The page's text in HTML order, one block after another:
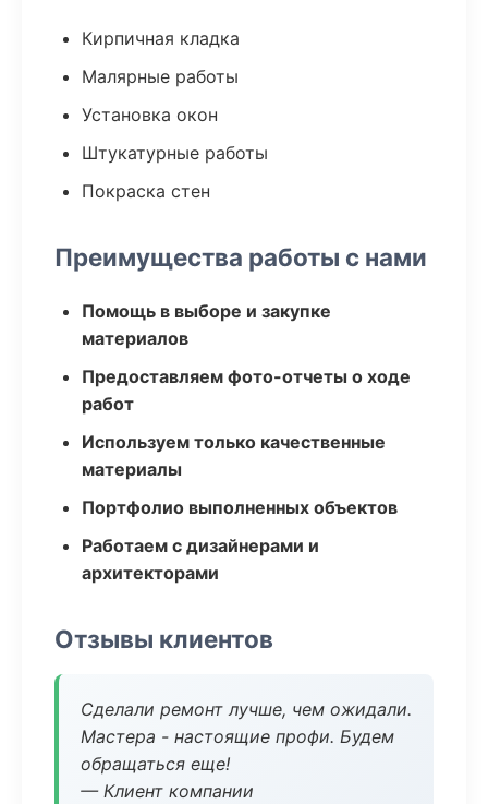
Кирпичная кладка
Малярные работы
Установка окон
Штукатурные работы
Покраска стен
Преимущества работы с нами
Помощь в выборе и закупке
материалов
Предоставляем фото-отчеты о ходе
работ
Используем только качественные
материалы
Портфолио выполненных объектов
Работаем с дизайнерами и
архитекторами
Отзывы клиентов
Сделали ремонт лучше, чем ожидали.
Мастера - настоящие профи. Будем
обращаться еще!
— Клиент компании